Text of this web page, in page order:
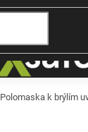
Polomaska k brýlím